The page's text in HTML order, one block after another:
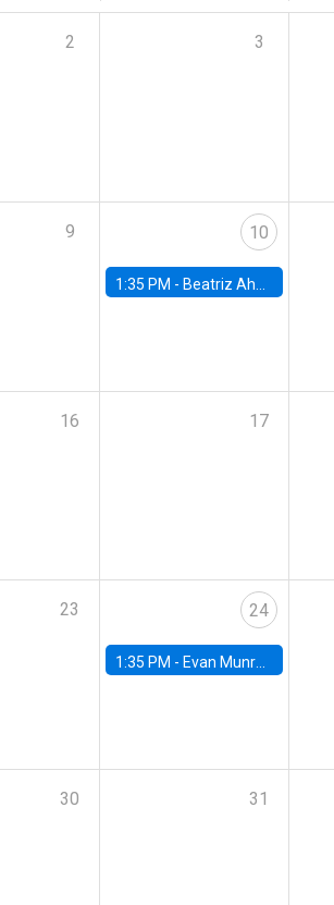
2 3
9 10
1:35 PM - Beatriz Ahumada, PhD candidate, Universidad de Pittsburgh
16 17
23 24
1:35 PM - Evan Munro, Neyman Visiting Assistant Professor in the Department of Statistics at UC Berkeley
30 31